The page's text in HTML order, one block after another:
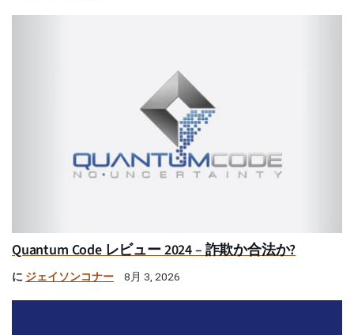
Quantum Code レビュー 2024 – 詐欺か合法か?
に ジェイソンコナー 8月 3, 2026